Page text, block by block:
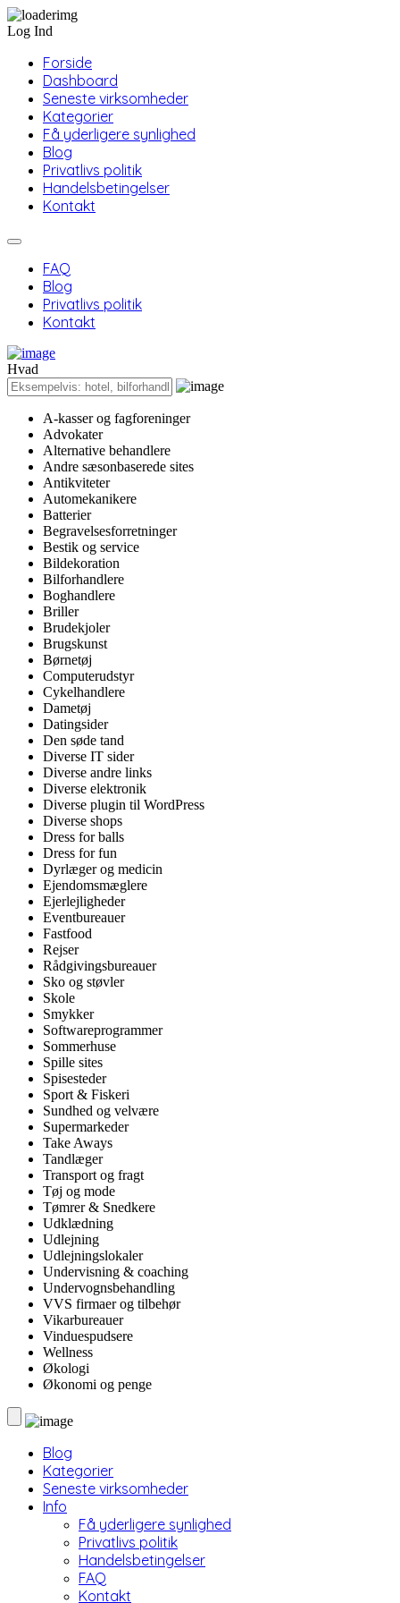
Log Ind
Forside
Dashboard
Seneste virksomheder
Kategorier
Få yderligere synlighed
Blog
Privatlivs politik
Handelsbetingelser
Kontakt
FAQ
Blog
Privatlivs politik
Kontakt
Hvad
A-kasser og fagforeninger
Advokater
Alternative behandlere
Andre sæsonbaserede sites
Antikviteter
Automekanikere
Batterier
Begravelsesforretninger
Bestik og service
Bildekoration
Bilforhandlere
Boghandlere
Briller
Brudekjoler
Brugskunst
Børnetøj
Computerudstyr
Cykelhandlere
Dametøj
Datingsider
Den søde tand
Diverse IT sider
Diverse andre links
Diverse elektronik
Diverse plugin til WordPress
Diverse shops
Dress for balls
Dress for fun
Dyrlæger og medicin
Ejendomsmæglere
Ejerlejligheder
Eventbureauer
Fastfood
Rejser
Rådgivingsbureauer
Sko og støvler
Skole
Smykker
Softwareprogrammer
Sommerhuse
Spille sites
Spisesteder
Sport & Fiskeri
Sundhed og velvære
Supermarkeder
Take Aways
Tandlæger
Transport og fragt
Tøj og mode
Tømrer & Snedkere
Udklædning
Udlejning
Udlejningslokaler
Undervisning & coaching
Undervognsbehandling
VVS firmaer og tilbehør
Vikarbureauer
Vinduespudsere
Wellness
Økologi
Økonomi og penge
Blog
Kategorier
Seneste virksomheder
Info
Få yderligere synlighed
Privatlivs politik
Handelsbetingelser
FAQ
Kontakt